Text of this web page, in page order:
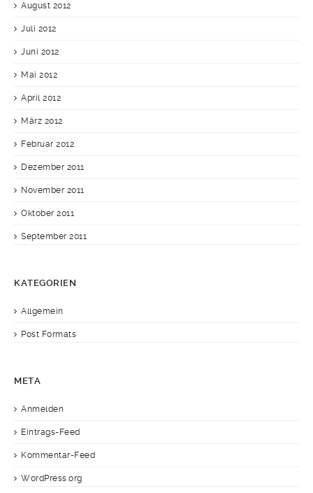
August 2012
Juli 2012
Juni 2012
Mai 2012
April 2012
März 2012
Februar 2012
Dezember 2011
November 2011
Oktober 2011
September 2011
KATEGORIEN
Allgemein
Post Formats
META
Anmelden
Eintrags-Feed
Kommentar-Feed
WordPress.org